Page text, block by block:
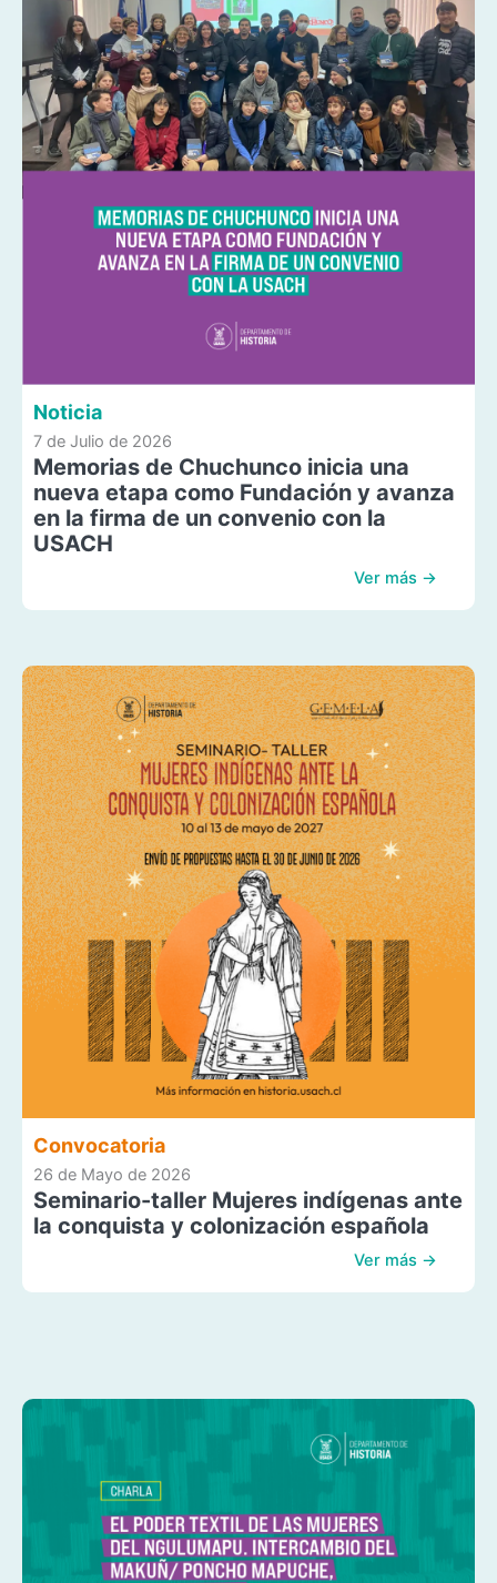
Noticia
7 de Julio de 2026
Memorias de Chuchunco inicia una
nueva etapa como Fundación y avanza
en la firma de un convenio con la
USACH
Ver más →
Convocatoria
26 de Mayo de 2026
Seminario-taller Mujeres indígenas ante
la conquista y colonización española
Ver más →